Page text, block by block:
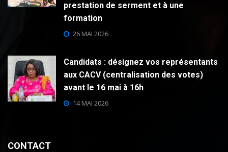
prestation de serment et à une
formation
26 MAI 2026
Candidats : désignez vos représentants
aux CACV (centralisation des votes)
avant le 16 mai à 16h
14 MAI 2026
CONTACT